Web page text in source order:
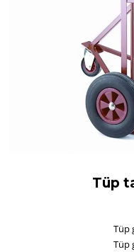
Tüp
Tüp
Tüp